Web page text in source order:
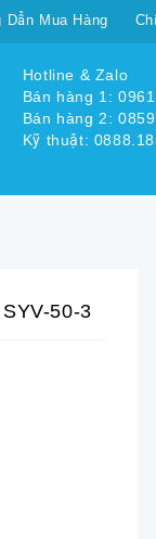
Dẫn Mua Hàng
Hotline & Zalo
Bán hàng 1:
Bán hàng 2:
Kỹ thuật:
50-3